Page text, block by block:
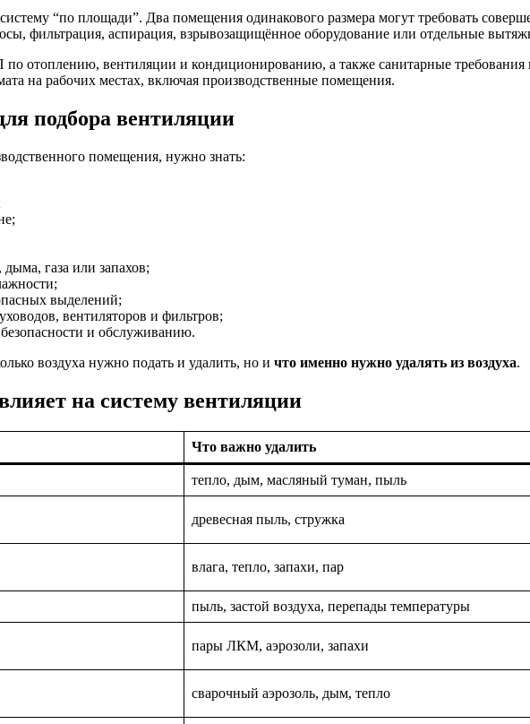
систему “по площади”. Два помещения одинакового размера могут требовать
фильтрация, аспирация, взрывозащищённое оборудование или отдельные
отоплению, вентиляции и кондиционированию, а также санитарные
на рабочих местах, включая производственные помещения.
подбора вентиляции
помещения, нужно знать:
газа или запахов;
выделений;
вентиляторов и фильтров;
и обслуживанию.
воздуха нужно подать и удалить, но и что именно нужно удалять из воздуха.
на систему вентиляции
Что важно удалить
тепло, дым, масляный туман, пыль
древесная пыль, стружка
влага, тепло, запахи, пар
пыль, застой воздуха, перепады температуры
пары ЛКМ, аэрозоли, запахи
сварочный аэрозоль, дым, тепло